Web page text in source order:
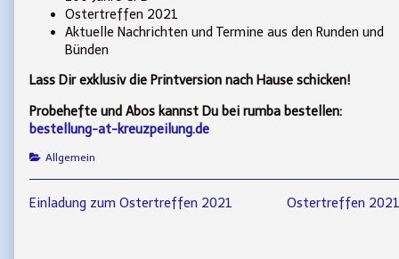
Ostertreffen 2021
Aktuelle Nachrichten und Termine aus den Runden und
Bünden
Lass Dir exklusiv die Printversion nach Hause schicken!
Probehefte und Abos kannst Du bei rumba bestellen:
bestellung-at-kreuzpeilung.de
Categories
Allgemein
Beitragsnavigation
Previous
Einladung zum Ostertreffen 2021
Next
Ostertreffen 2021